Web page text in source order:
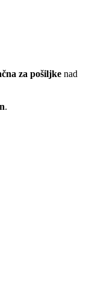
za pošiljke nad
.